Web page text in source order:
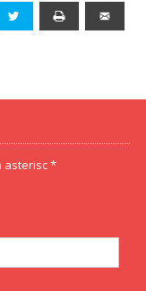
Twitter
asterisc *